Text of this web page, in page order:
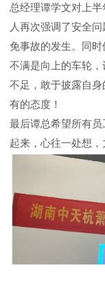
总经理谭学文对上
人再次强调了安全
免事故的发生。同
不满是向上的车轮
不足，敢于披露自
有的态度！
最后谭总希望所有
起来，心往一处想，